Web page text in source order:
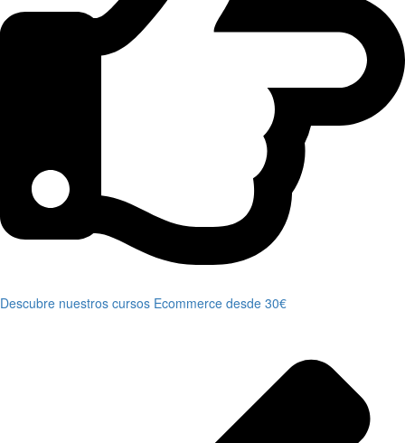
Descubre nuestros cursos Ecommerce desde 30€